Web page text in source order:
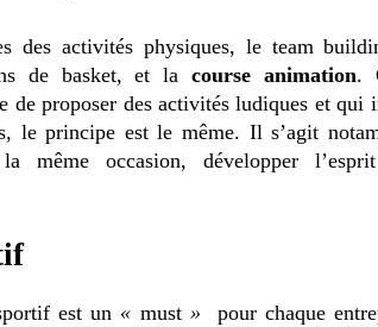
des activités physiques, le team
de basket, et lacourse animation.
de proposer des activités ludiques et qui
le principe est le même. Il s’agit
même occasion, développer
est un « must »
pour chaque